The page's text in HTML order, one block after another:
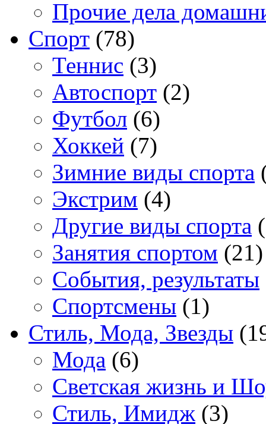
Прочие дела
Спорт (78)
Теннис (3)
Автоспорт (2)
Футбол (6)
Хоккей (7)
Зимние виды спорта
Экстрим (4)
Другие виды спорта
Занятия спортом (21)
События, результаты
Спортсмены (1)
Стиль, Мода, Звезды
Мода (6)
Светская жизнь и
Стиль, Имидж (3)